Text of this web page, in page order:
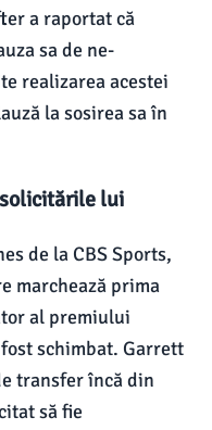
a raportat că
sa de ne-
realizarea acestei
la sosirea sa în
lui
de la CBS Sports,
marchează prima
al premiului
schimbat. Garrett
transfer încă din
să fie